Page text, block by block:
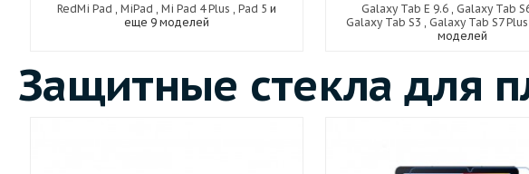
RedMi Pad , MiPad , Mi Pad 4 Plus , Pad 5 и
еще 9 моделей
Galaxy Tab E 9.6 , Galaxy Tab
Galaxy Tab S3 , Galaxy Tab S7 Plus
моделей
Защитные стекла для